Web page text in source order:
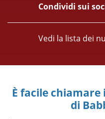
Condividi sui
Vedi la lista dei
È facile
di